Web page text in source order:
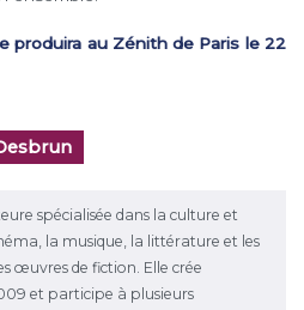
produira au Zénith de Paris le 22
spécialisée dans la culture et
la musique, la littérature et les
œuvres de fiction. Elle crée
et participe à plusieurs